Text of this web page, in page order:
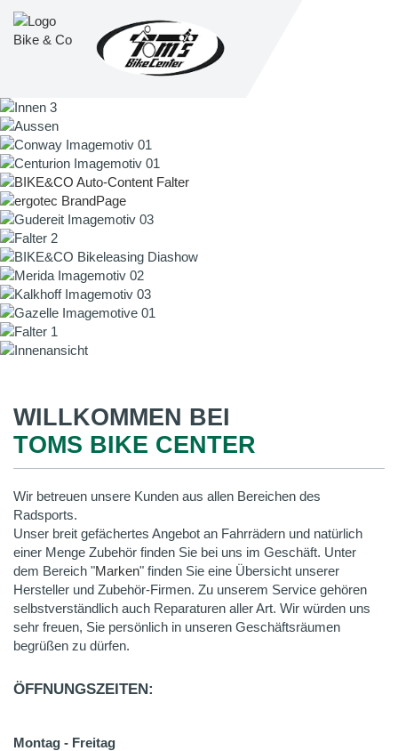
WILLKOMMEN BEI
TOMS BIKE CENTER
Wir betreuen unsere Kunden aus allen Bereichen des
Radsports.
Unser breit gefächertes Angebot an Fahrrädern und natürlich
einer Menge Zubehör finden Sie bei uns im Geschäft. Unter
dem Bereich "Marken" finden Sie eine Übersicht unserer
Hersteller und Zubehör-Firmen. Zu unserem Service gehören
selbstverständlich auch Reparaturen aller Art. Wir würden uns
sehr freuen, Sie persönlich in unseren Geschäftsräumen
begrüßen zu dürfen.
ÖFFNUNGSZEITEN:
Montag - Freitag